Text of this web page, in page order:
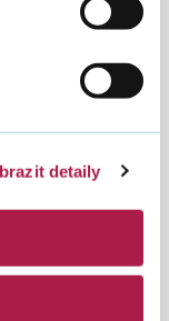
detaily
června
návrh
OD 1. 1.